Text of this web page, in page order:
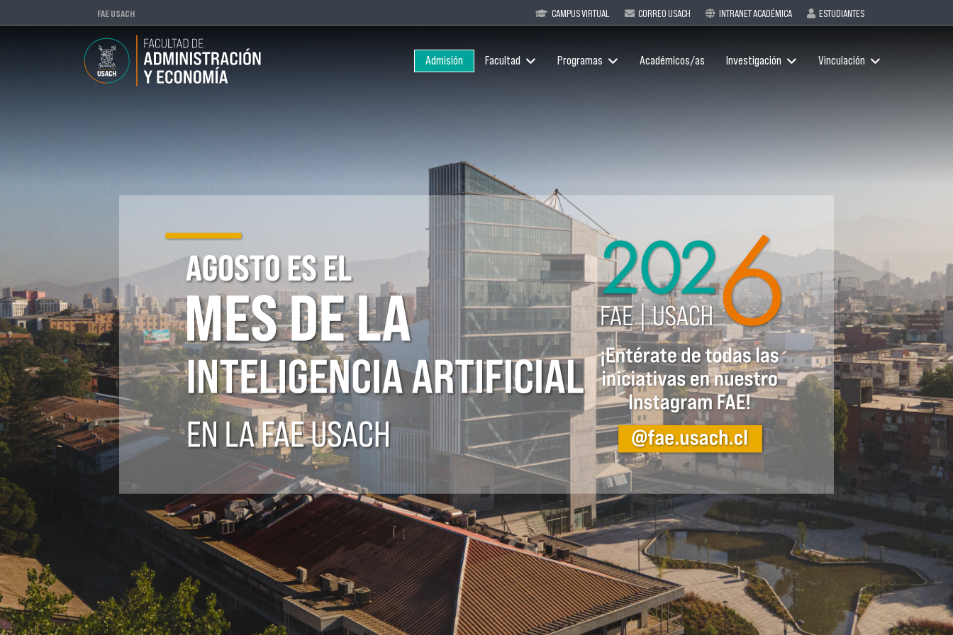
FAE USACH CAMPUS VIRTUAL CORREO USACH INTRANET ACADÉMICA ESTUDIANTES
Admisión Facultad Programas Académicos/as Investigación Vinculación